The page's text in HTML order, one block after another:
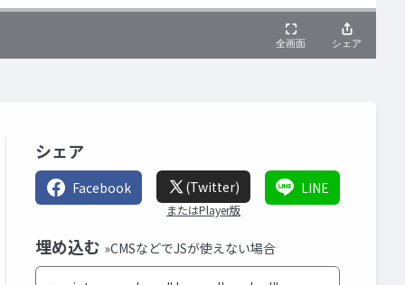
シェア
Facebook (Twitter)
またはPlayer版
LINE
埋め込む »CMSなどでJSが使えない場合